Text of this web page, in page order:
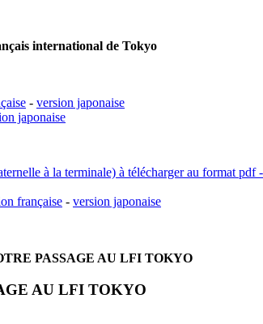
international de Tokyo
- version japonaise
japonaise
à la terminale) à télécharger au format pdf
française - version japonaise
PASSAGE AU LFI TOKYO
AU LFI TOKYO